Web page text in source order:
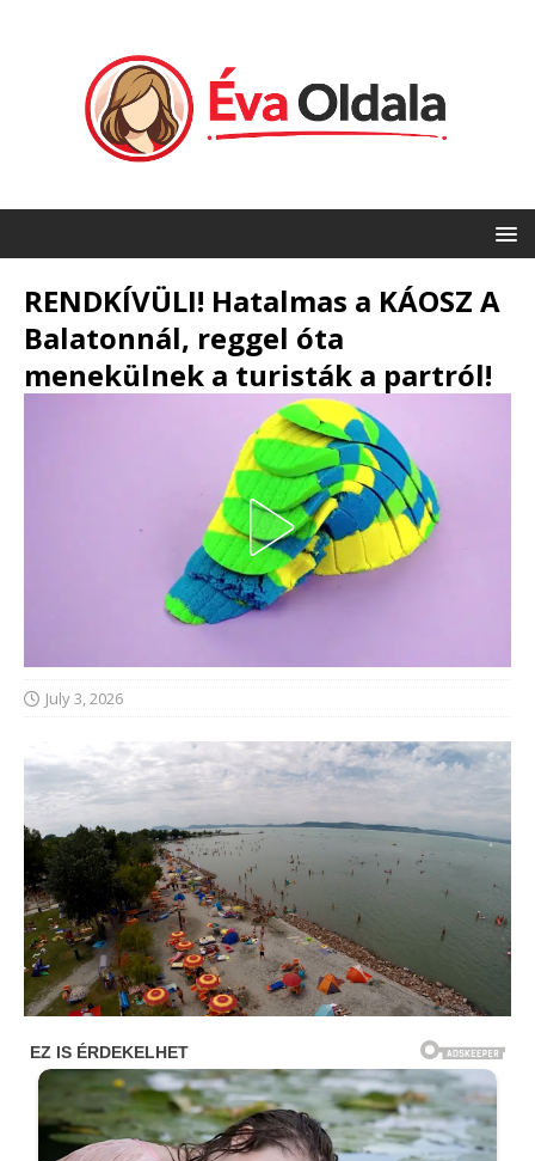
RENDKÍVÜLI! Hatalmas a KÁOSZ A
Balatonnál, reggel óta
menekülnek a turisták a partról!
July 3, 2026